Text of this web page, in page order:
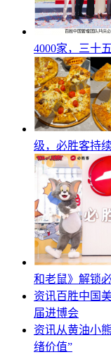
4000家，三十
级，必胜客持
和老鼠》解锁
资讯百胜中国
届进博会
资讯从黄油小
绪价值”